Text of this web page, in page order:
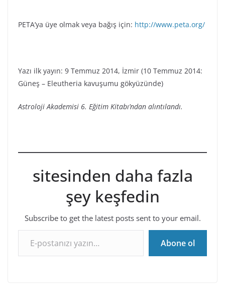
PETA’ya üye olmak veya bağış için: http://www.peta.org/
Yazı ilk yayın: 9 Temmuz 2014, İzmir (10 Temmuz 2014:
Güneş – Eleutheria kavuşumu gökyüzünde)
Astroloji Akademisi 6. Eğitim Kitabı’ndan alıntılandı.
sitesinden daha fazla
şey keşfedin
Subscribe to get the latest posts sent to your email.
E-postanızı yazın…
Abone ol